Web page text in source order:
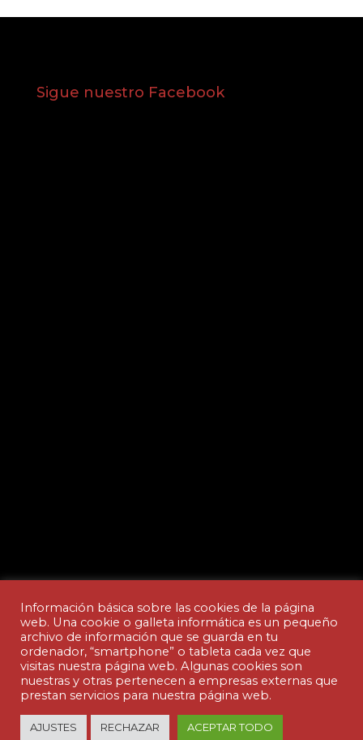
Sigue nuestro Facebook
Aviso legal y Política de privacidad
© Copyright - ACADEMIA CEDES | made by
Información básica sobre las cookies de la página
web. Una cookie o galleta informática es un pequeño
archivo de información que se guarda en tu
ordenador, “smartphone” o tableta cada vez que
visitas nuestra página web. Algunas cookies son
nuestras y otras pertenecen a empresas externas que
prestan servicios para nuestra página web.
AJUSTES RECHAZAR ACEPTAR TODO